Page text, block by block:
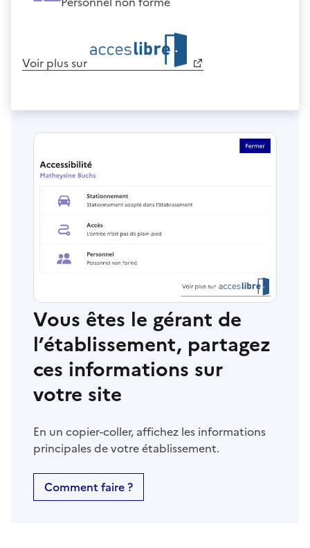
Voir plus sur
Vous êtes le gérant de
l’établissement, partagez
ces informations sur
votre site
En un copier-coller, affichez les informations
principales de votre établissement.
Comment faire ?